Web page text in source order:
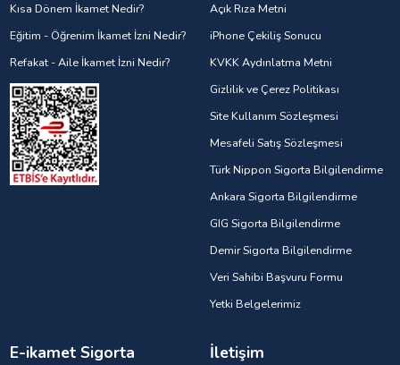
Kısa Dönem İkamet Nedir?
Eğitim - Öğrenim İkamet İzni Nedir?
Refakat - Aile İkamet İzni Nedir?
Açık Rıza Metni
iPhone Çekiliş Sonucu
KVKK Aydınlatma Metni
Gizlilik ve Çerez Politikası
Site Kullanım Sözleşmesi
Mesafeli Satış Sözleşmesi
Türk Nippon Sigorta Bilgilendirme
Ankara Sigorta Bilgilendirme
GIG Sigorta Bilgilendirme
Demir Sigorta Bilgilendirme
Veri Sahibi Başvuru Formu
Yetki Belgelerimiz
E-ikamet Sigorta İletişim